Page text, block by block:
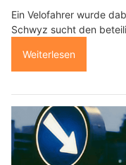
Ein Velofahrer wurde
Schwyz sucht den
Weiterlesen